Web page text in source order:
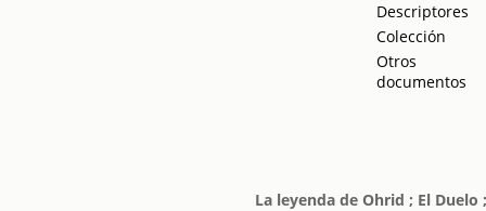
Descriptores
Colección
Otros
documentos
La leyenda de Ohrid ; El